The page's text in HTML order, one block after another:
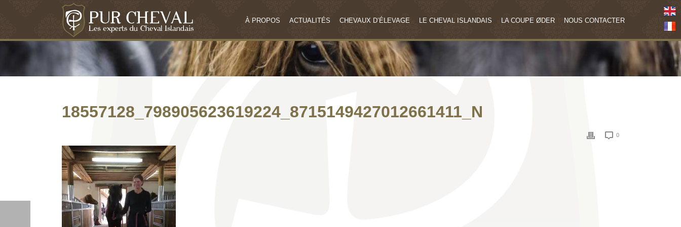
À PROPOS ACTUALITÉS CHEVAUX D’ÉLEVAGE LE CHEVAL ISLANDAIS LA COUPE ØDER NOUS CONTACTER
18557128_798905623619224_8715149427012661411_N
0